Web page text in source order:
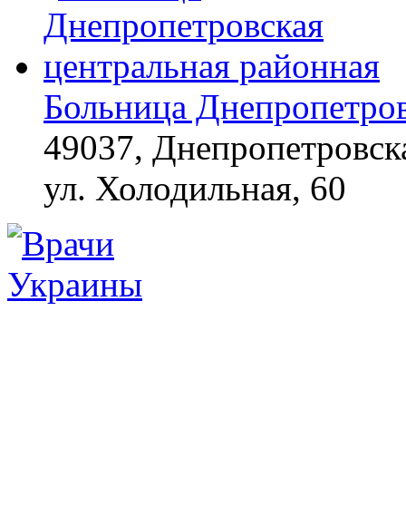
Больница
49037,
ул. Холодильная, 60